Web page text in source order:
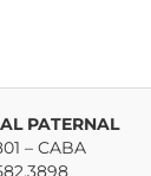
PATERNAL
– CABA